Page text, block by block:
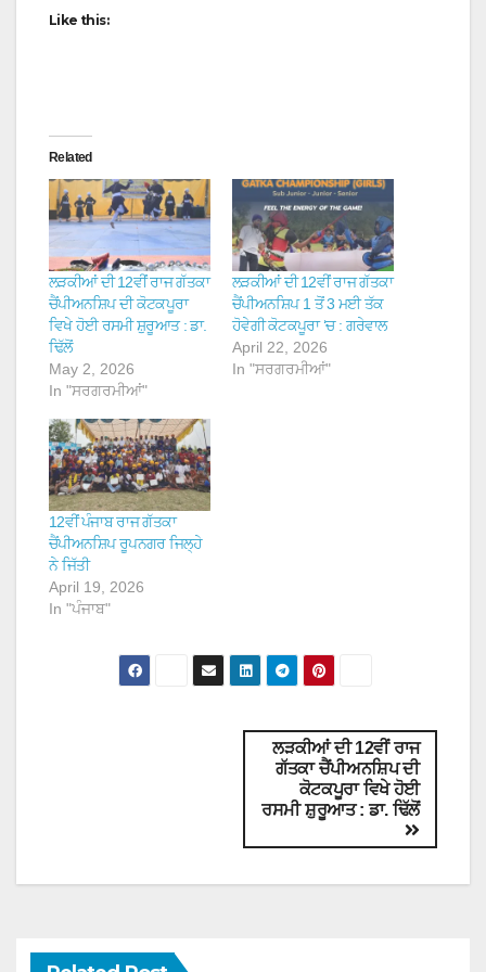
Like this:
Related
ਲੜਕੀਆਂ ਦੀ 12ਵੀਂ ਰਾਜ ਗੱਤਕਾ
ਚੈਂਪੀਅਨਸ਼ਿਪ ਦੀ ਕੋਟਕਪੂਰਾ
ਵਿਖੇ ਹੋਈ ਰਸਮੀ ਸ਼ੁਰੂਆਤ : ਡਾ.
ਢਿੱਲੋਂ
May 2, 2026
In "ਸਰਗਰਮੀਆਂ"
ਲੜਕੀਆਂ ਦੀ 12ਵੀਂ ਰਾਜ ਗੱਤਕਾ
ਚੈਂਪੀਅਨਸ਼ਿਪ 1 ਤੋਂ 3 ਮਈ ਤੱਕ
ਹੋਵੇਗੀ ਕੋਟਕਪੂਰਾ ‘ਚ : ਗਰੇਵਾਲ
April 22, 2026
In "ਸਰਗਰਮੀਆਂ"
12ਵੀਂ ਪੰਜਾਬ ਰਾਜ ਗੱਤਕਾ
ਚੈਂਪੀਅਨਸ਼ਿਪ ਰੂਪਨਗਰ ਜਿਲ੍ਹੇ
ਨੇ ਜਿੱਤੀ
April 19, 2026
In "ਪੰਜਾਬ"
ਲੜਕੀਆਂ ਦੀ 12ਵੀਂ ਰਾਜ
ਗੱਤਕਾ ਚੈਂਪੀਅਨਸ਼ਿਪ ਦੀ
ਕੋਟਕਪੂਰਾ ਵਿਖੇ ਹੋਈ
ਰਸਮੀ ਸ਼ੁਰੂਆਤ : ਡਾ. ਢਿੱਲੋਂ